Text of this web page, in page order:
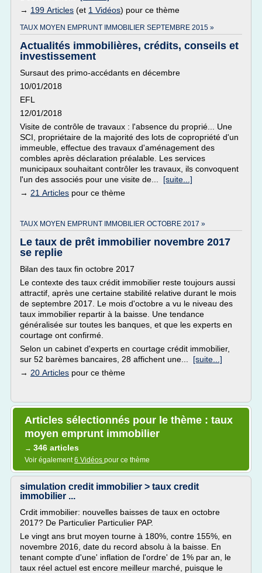
→ 199 Articles (et 1 Vidéos) pour ce thème
TAUX MOYEN EMPRUNT IMMOBILIER SEPTEMBRE 2015 »
Actualités immobilières, crédits, conseils et
investissement
Sursaut des primo-accédants en décembre
10/01/2018
EFL
12/01/2018
Visite de contrôle de travaux : l'absence du proprié... Une
SCI, propriétaire de la majorité des lots de copropriété d'un
immeuble, effectue des travaux d'aménagement des
combles après déclaration préalable. Les services
municipaux souhaitant contrôler les travaux, ils convoquent
l'un des associés pour une visite de... [suite...]
→ 21 Articles pour ce thème
TAUX MOYEN EMPRUNT IMMOBILIER OCTOBRE 2017 »
Le taux de prêt immobilier novembre 2017
se replie
Bilan des taux fin octobre 2017
Le contexte des taux crédit immobilier reste toujours aussi
attractif, après une certaine stabilité relative durant le mois
de septembre 2017. Le mois d'octobre a vu le niveau des
taux immobilier repartir à la baisse. Une tendance
généralisée sur toutes les banques, et que les experts en
courtage ont confirmé.
Selon un cabinet d'experts en courtage crédit immobilier,
sur 52 barèmes bancaires, 28 affichent une... [suite...]
→ 20 Articles pour ce thème
Articles sélectionnés pour le thème : taux
moyen emprunt immobilier
→ 346 articles
Voir également6 Vidéos pour ce thème
simulation credit immobilier > taux credit
immobilier ...
Crdit immobilier: nouvelles baisses de taux en octobre
2017? De Particulier Particulier PAP.
Le vingt ans brut moyen tourne à 180%, contre 155%, en
novembre 2016, date du record absolu à la baisse. En
tenant compte d'une' inflation de l'ordre' de 1% par an, le
taux réel actuel est encore meilleur marché, puisque le